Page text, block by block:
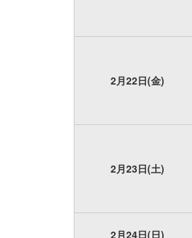
2月22日(金)
2月23日(土)
2月24日(日)